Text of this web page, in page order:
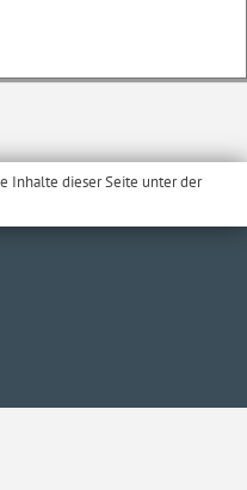
Inhalte dieser Seite unter der